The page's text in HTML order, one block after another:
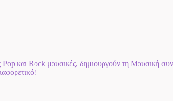
και Rock μουσικές, δημιουργούν τη Μουσική